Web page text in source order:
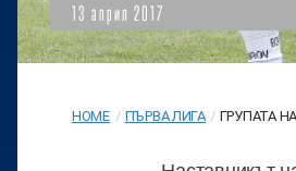
13 април 2017
HOME / ПЪРВА ЛИГА / ГРУПАТА